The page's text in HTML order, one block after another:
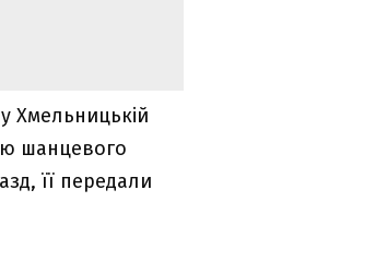
Хмельницькій
шанцевого
її передали